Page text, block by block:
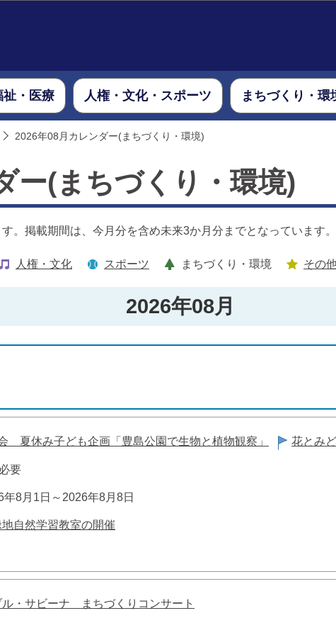
祉・医療 人権・文化・スポーツ まちづくり・環
2026年08月カレンダー(まちづくり・環境)
ー(まちづくり・環境)
。掲載期間は、今月分を含め未来3か月分までとなっています。
人権・文化 スポーツ まちづくり・環境 その
2026年08月
夏休み子ども企画「豊島公園で生物と植物観察」 花とみ
要
8月1日～2026年8月8日
自然学習教室の開催
ル・サビーナ まちづくりコンサート